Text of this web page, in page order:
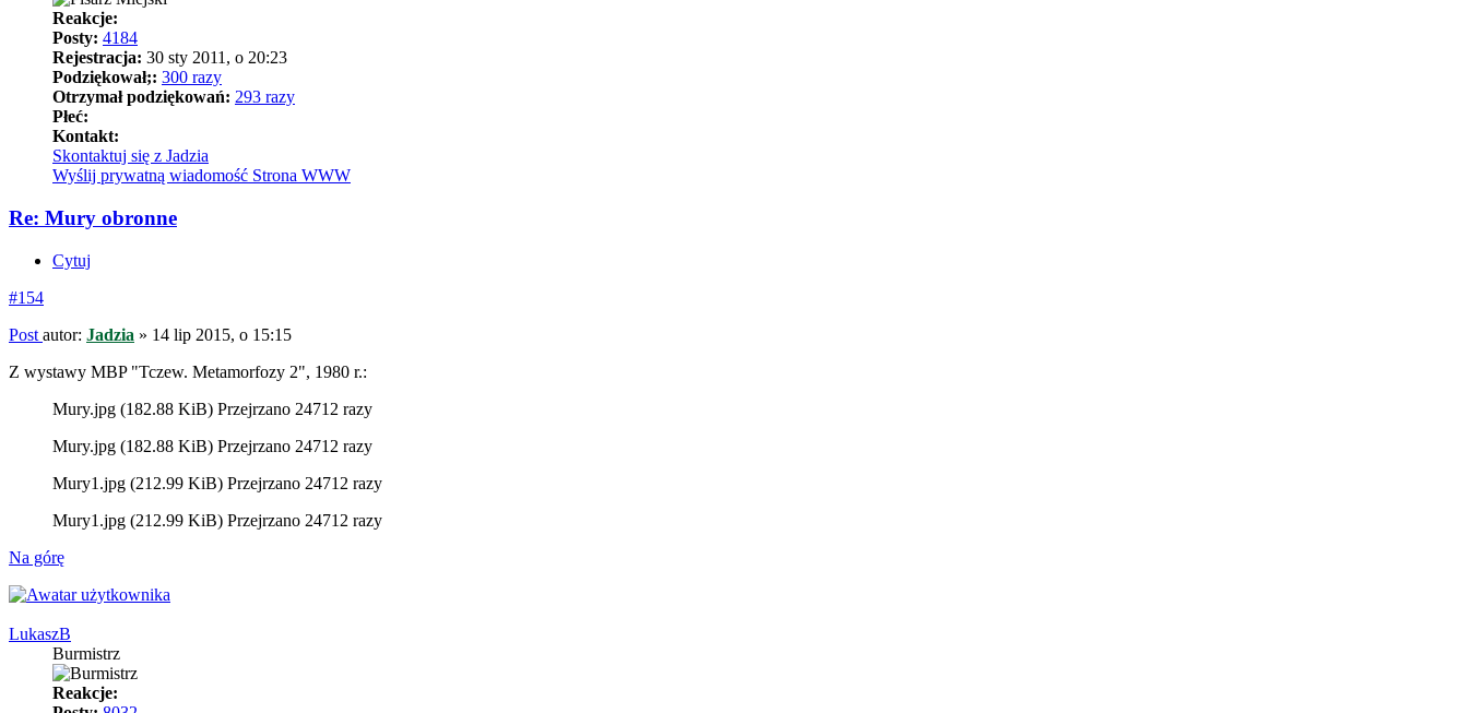
Reakcje:
Posty: 4184
Rejestracja: 30 sty 2011, o 20:23
Podziękował;: 300 razy
Otrzymał podziękowań: 293 razy
Płeć:
Kontakt:
Skontaktuj się z Jadzia
Wyślij prywatną wiadomość Strona WWW
Re: Mury obronne
Cytuj
#154
Post autor: Jadzia » 14 lip 2015, o 15:15
Z wystawy MBP "Tczew. Metamorfozy 2", 1980 r.:
Mury.jpg (182.88 KiB) Przejrzano 24712 razy
Mury.jpg (182.88 KiB) Przejrzano 24712 razy
Mury1.jpg (212.99 KiB) Przejrzano 24712 razy
Mury1.jpg (212.99 KiB) Przejrzano 24712 razy
Na górę
LukaszB
Burmistrz
Reakcje: